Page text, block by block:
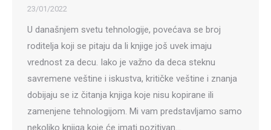
23/01/2022
U današnjem svetu tehnologije, povećava se broj
roditelja koji se pitaju da li knjige još uvek imaju
vrednost za decu. Iako je važno da deca steknu
savremene veštine i iskustva, kritičke veštine i znanja
dobijaju se iz čitanja knjiga koje nisu kopirane ili
zamenjene tehnologijom. Mi vam predstavljamo samo
nekoliko knjiga koje će imati pozitivan…